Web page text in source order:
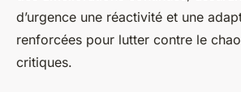
d’urgence une réactivité et une
renforcées pour lutter contre le
critiques.